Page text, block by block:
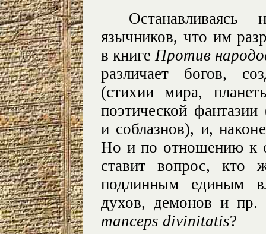
язычников, что им
в книге Против
различает богов,
(стихии мира,
поэтической
и соблазнов), и,
Но и по отношению к
ставит вопрос, кто
подлинным единым
духов, демонов и пр.
manceps divinitatis?